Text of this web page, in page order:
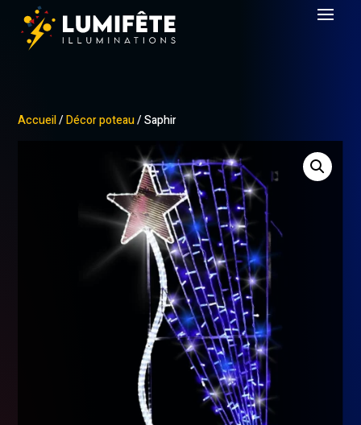
Accueil/Décor poteau/ Saphir